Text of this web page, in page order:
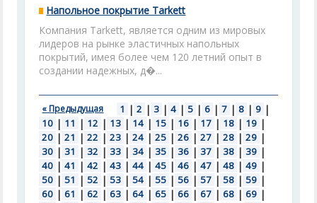
Напольное покрытие Tarkett
Компания Tarkett, является одним из мировых
лидеров на рынке эластичных напольных
покрытий, имея более чем 120 летний опыт в
создании надежных, д�...
« Предыдущая 1 | 2 | 3 | 4 | 5 | 6 | 7 | 8 | 9 |
10 | 11 | 12 | 13 | 14 | 15 | 16 | 17 | 18 | 19 |
20 | 21 | 22 | 23 | 24 | 25 | 26 | 27 | 28 | 29 |
30 | 31 | 32 | 33 | 34 | 35 | 36 | 37 | 38 | 39 |
40 | 41 | 42 | 43 | 44 | 45 | 46 | 47 | 48 | 49 |
50 | 51 | 52 | 53 | 54 | 55 | 56 | 57 | 58 | 59 |
60 | 61 | 62 | 63 | 64 | 65 | 66 | 67 | 68 | 69 |